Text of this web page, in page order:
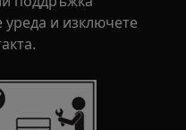
и изключете